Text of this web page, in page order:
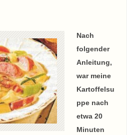
Nach
folgender
Anleitung,
war meine
Kartoffelsu
ppe nach
etwa 20
Minuten